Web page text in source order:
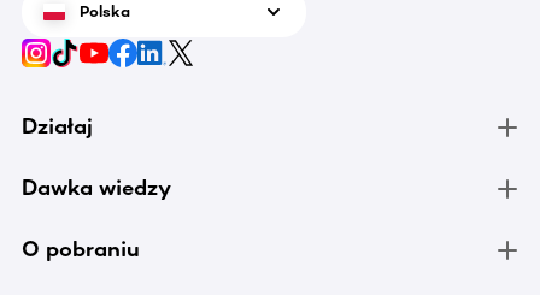
Polska
Działaj
Dawka wiedzy
O pobraniu